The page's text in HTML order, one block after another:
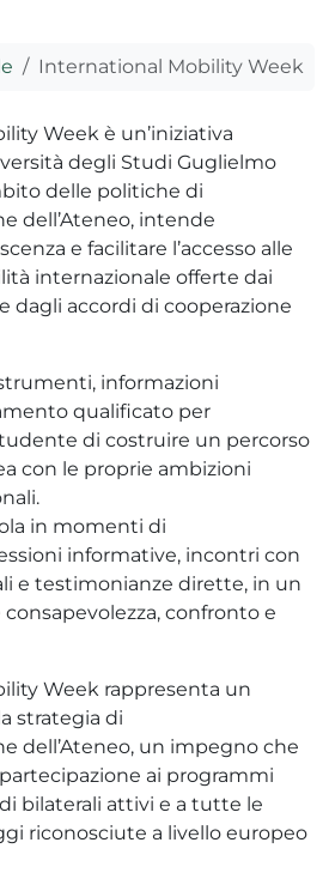
International Mobility Week
Week è un’iniziativa
degli Studi Guglielmo
delle politiche di
dell’Ateneo, intende
e facilitare l’accesso alle
internazionale offerte dai
dagli accordi di cooperazione
informazioni
qualificato per
di costruire un percorso
con le proprie ambizioni
in momenti di
informative, incontri con
e testimonianze dirette, in un
confronto e
Week rappresenta un
strategia di
dell’Ateneo, un impegno che
ai programmi
bilaterali attivi e a tutte le
riconosciute a livello europeo